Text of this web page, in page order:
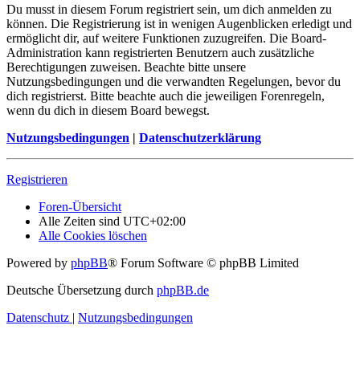
Du musst in diesem Forum registriert sein, um dich anmelden zu
können. Die Registrierung ist in wenigen Augenblicken erledigt und
ermöglicht dir, auf weitere Funktionen zuzugreifen. Die Board-
Administration kann registrierten Benutzern auch zusätzliche
Berechtigungen zuweisen. Beachte bitte unsere
Nutzungsbedingungen und die verwandten Regelungen, bevor du
dich registrierst. Bitte beachte auch die jeweiligen Forenregeln,
wenn du dich in diesem Board bewegst.
Nutzungsbedingungen | Datenschutzerklärung
Registrieren
Foren-Übersicht
Alle Zeiten sind UTC+02:00
Alle Cookies löschen
Powered by phpBB® Forum Software © phpBB Limited
Deutsche Übersetzung durch phpBB.de
Datenschutz | Nutzungsbedingungen